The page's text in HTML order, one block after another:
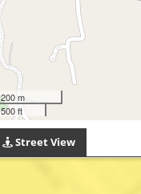
200 m
500 ft
Street View